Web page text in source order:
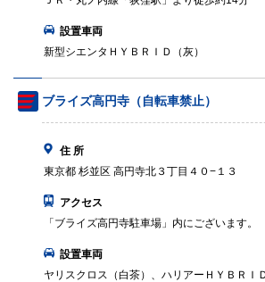
設置車両
新型シエンタＨＹＢＲＩＤ（灰）
ブライズ高円寺（自転車禁止）
住 所
東京都 杉並区 高円寺北３丁目４０−１３
アクセス
「ブライズ高円寺駐車場」内にございます。
設置車両
ヤリスクロス（白茶）、ハリアーＨＹＢＲＩ